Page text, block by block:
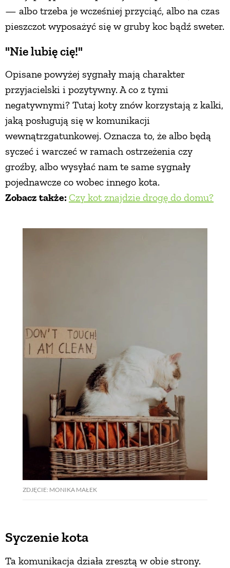
— albo trzeba je wcześniej przyciąć, albo na czas
pieszczot wyposażyć się w gruby koc bądź sweter.
"Nie lubię cię!"
Opisane powyżej sygnały mają charakter
przyjacielski i pozytywny. A co z tymi
negatywnymi? Tutaj koty znów korzystają z kalki,
jaką posługują się w komunikacji
wewnątrzgatunkowej. Oznacza to, że albo będą
syczeć i warczeć w ramach ostrzeżenia czy
groźby, albo wysyłać nam te same sygnały
pojednawcze co wobec innego kota.
Zobacz także: Czy kot znajdzie drogę do domu?
ZDJĘCIE: MONIKA MAŁEK
Syczenie kota
Ta komunikacja działa zresztą w obie strony.